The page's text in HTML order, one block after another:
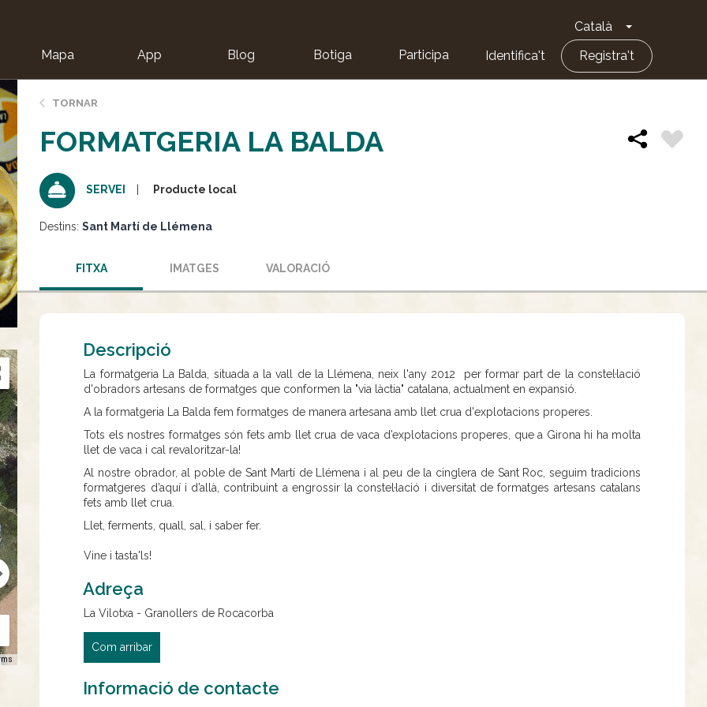
Català Toggle
Mapa App Blog Botiga Participa Identifica't Registra't
TORNAR
FORMATGERIA LA BALDA
SERVEI Producte local
Destins: Sant Martí de Llémena
FITXA IMATGES VALORACIÓ
Descripció
La formatgeria La Balda, situada a la vall de la Llémena, neix l'any 2012 per formar part de la constel·lació
d'obradors artesans de formatges que conformen la "via làctia" catalana, actualment en expansió.
A la formatgeria La Balda fem formatges de manera artesana amb llet crua d'explotacions properes.
Tots els nostres formatges són fets amb llet crua de vaca d’explotacions properes, que a Girona hi ha molta
llet de vaca i cal revaloritzar-la!
Al nostre obrador, al poble de Sant Martí de Llémena i al peu de la cinglera de Sant Roc, seguim tradicions
formatgeres d’aquí i d’allà, contribuint a engrossir la constel·lació i diversitat de formatges artesans catalans
fets amb llet crua.
Llet, ferments, quall, sal, i saber fer.
Vine i tasta'ls!
Adreça
La Vilotxa - Granollers de Rocacorba
Com arribar
Informació de contacte